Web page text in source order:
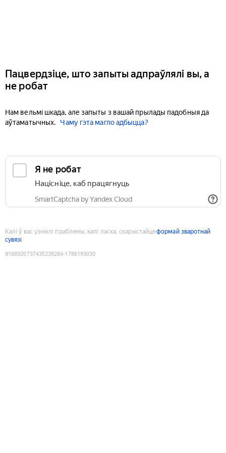
Пацвердзіце, што запыты адпраўлялі вы, а
не робат
Нам вельмі шкада, але запыты з вашай прылады падобныя да
аўтаматычных.
Чаму гэта магло адбыцца?
Я не робат
Націсніце, каб працягнуць
SmartCaptcha by Yandex Cloud
Калі ў вас узніклі праблемы, калі ласка, скарыстайцеформай зваротнай
сувязі
9188920737435239284:1786193030